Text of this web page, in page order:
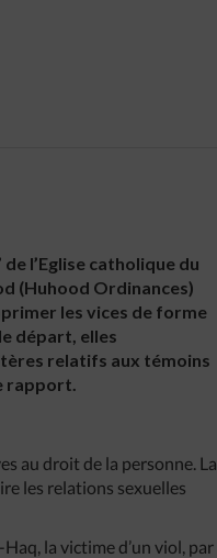
l’Eglise catholique du
(Huhood Ordinances)
les vices de forme
départ, elles
relatifs aux témoins
rapport.
au droit de la personne. La
les relations sexuelles
la victime d’un viol, par